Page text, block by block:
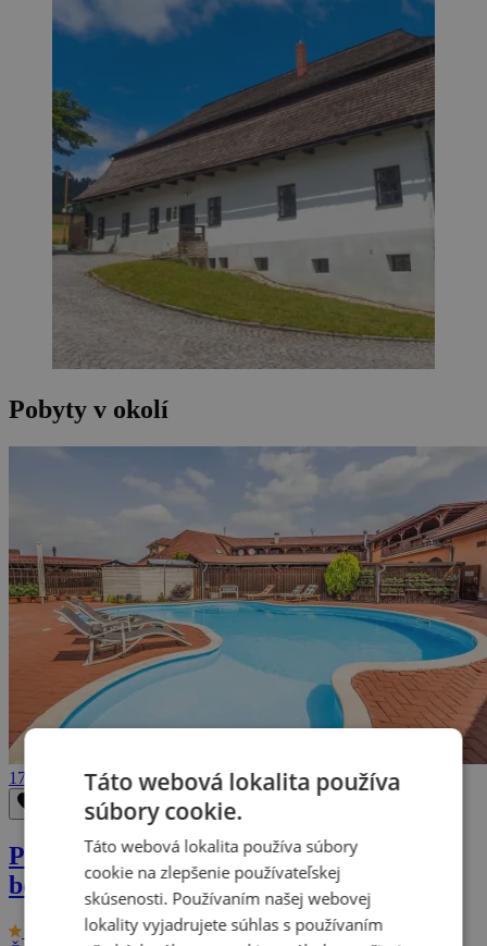
Pobyty v okolí
179 €
Odstrániť z obľúbených
Pobyt blízko Olomouca s bazénom +
bowling
Hotel Aldo ***
Táto webová lokalita používa
súbory cookie.
Táto webová lokalita používa súbory
cookie na zlepšenie používateľskej
skúsenosti. Používaním našej webovej
lokality vyjadrujete súhlas s používaním